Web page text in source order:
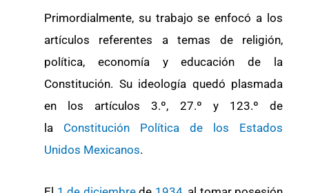
Primordialmente, su trabajo se enfocó a los
artículos referentes a temas de religión,
política, economía y educación de la
Constitución. Su ideología quedó plasmada
en los artículos 3.º, 27.º y 123.º de
la Constitución Política de los Estados
Unidos Mexicanos.